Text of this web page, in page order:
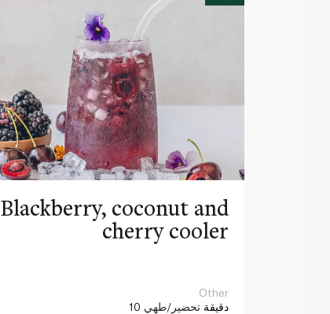
Blackberry, coconut and
cherry cooler
Other
10 دقيقة تحضير/طهي